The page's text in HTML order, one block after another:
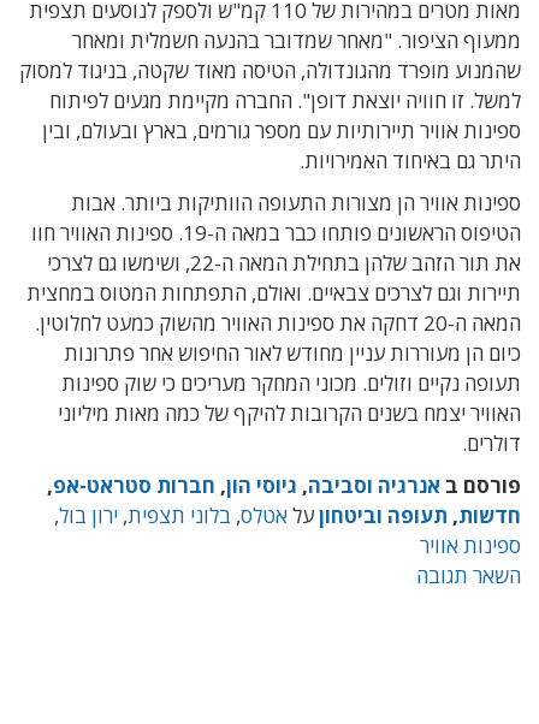
מאות מטרים במהירות של 110 קמ"ש ולספק לנוסעים תצפית
ממעוף הציפור. "מאחר שמדובר בהנעה חשמלית ומאחר
שהמנוע מופרד מהגונדולה, הטיסה מאוד שקטה, בניגוד למסוק
למשל. זו חוויה יוצאת דופן". החברה מקיימת מגעים לפיתוח
ספינות אוויר תיירותיות עם מספר גורמים, בארץ ובעולם, ובין
היתר גם באיחוד האמירויות.
ספינות אוויר הן מצורות התעופה הוותיקות ביותר. אבות
הטיפוס הראשונים פותחו כבר במאה ה-19. ספינות האוויר חוו
את תור הזהב שלהן בתחילת המאה ה-22, ושימשו גם לצרכי
תיירות וגם לצרכים צבאיים. ואולם, התפתחות המטוס במחצית
המאה ה-20 דחקה את ספינות האוויר מהשוק כמעט לחלוטין.
כיום הן מעוררות עניין מחודש לאור החיפוש אחר פתרונות
תעופה נקיים וזולים. מכוני המחקר מעריכים כי שוק ספינות
האוויר יצמח בשנים הקרובות להיקף של כמה מאות מיליוני
דולרים.
פורסם ב אנרגיה וסביבה, גיוסי הון, חברות סטראט-אפ,
חדשות, תעופה וביטחוןעלאטלס, בלוני תצפית, ירון בול,
ספינות אוויר
השאר תגובה